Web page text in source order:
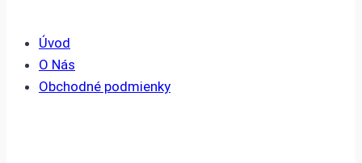
Úvod
O Nás
Obchodné podmienky